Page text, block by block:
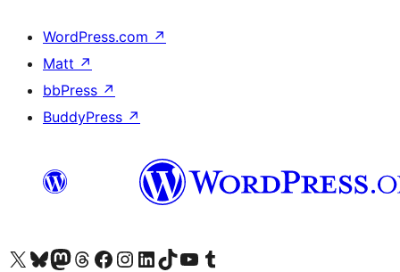
WordPress.com ↗
Matt ↗
bbPress ↗
BuddyPress ↗
ကျွန်ုပ်တို့၏ X (ယခင် Twitter) အကောင့်သို့ သွားရောက်ကြည့်ရှုပါကျွန်ုပ်တို့၏ Bluesky အကောင့်သို့ ဝင်ရောက်ကြည့်ရှုရန်
ကျွန်ုပ်တို့၏ Mastodon အကောင့်သို့ သွားရောက်ကြည့်ရှုပါကျွန်ုပ်တို့၏ Threads အကောင့်သို့ ဝင်ရောက်ကြည့်ရှုရန်
ကျွန်ုပ်တို့၏ Facebook စာမျက်နှာသို့ သွားရောက်ကြည့်ရှုပါကျွန်ုပ်တို့၏ Instagram အကောင့်သို့ သွားရောက်ကြည့်ရှုပါ ကျွန်ုပ်တို့၏ LinkedIn အကောင့်သို့ သွားရောက်ကြည့်ရှုပါကျွန်ုပ်တို့၏ TikTok အကောင့်သို့ ဝင်ရောက်ကြည့်ရှုရန်
ကျွန်ုပ်တို့၏ YouTube ချန်နယ်သို့ သွားရောက်ကြည့်ရှုပါ ကျွန်ုပ်တို့၏ Tumblr အကောင့်သို့ ဝင်ရောက်ကြည့်ရှုရန်